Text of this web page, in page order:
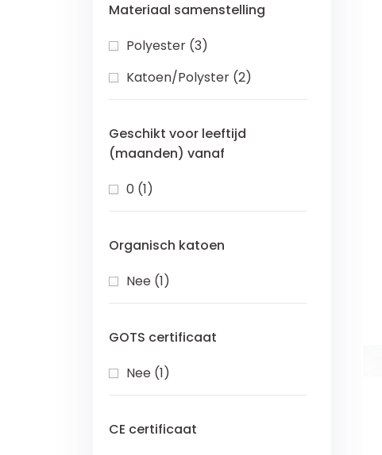
Materiaal samenstelling
Polyester (3)
Katoen/Polyster (2)
Geschikt voor leeftijd
(maanden) vanaf
0 (1)
Organisch katoen
Nee (1)
GOTS certificaat
Nee (1)
CE certificaat